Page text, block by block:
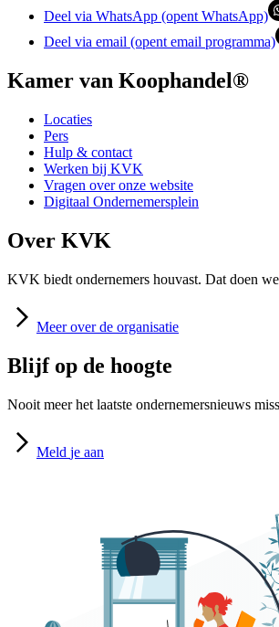
Deel via WhatsApp (opent WhatsApp)
Deel via email (opent email programma)
Kamer van Koophandel®
Locaties
Pers
Hulp & contact
Werken bij KVK
Vragen over onze website
Digitaal Ondernemersplein
Over KVK
KVK biedt ondernemers houvast. Dat doen
Meer over de organisatie
Blijf op de hoogte
Nooit meer het laatste ondernemersnieuws
Meld je aan